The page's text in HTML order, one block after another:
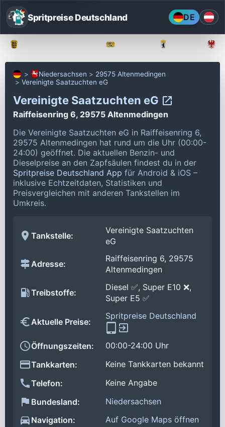
Spritpreise Deutschland DE
Niedersachsen
29575 Altenmedingen
Vereinigte Saatzuchten eG
Vereinigte Saatzuchten eG
Raiffeisenring 6, 29575 Altenmedingen
Die Vereinigte Saatzuchten eG in Raiffeisenring 6,
29575 Altenmedingen hat rund um die Uhr (00:00-
24:00) geöffnet. Die aktuellen Benzin- und
Dieselpreise an den Zapfsäulen findest du in der
Spritpreise Deutschland App für Android & iOS –
inklusive Echtzeitdaten, Statistiken und
Preisvergleichen mit anderen Tankstellen im
Umkreis.
Tankstelle:
Vereinigte Saatzuchten
eG
Adresse:
Raiffeisenring 6, 29575
Altenmedingen
Treibstoffe:
Diesel ✅, Super E10 ❌,
Super E5 ✅
Aktuelle Preise:
Spritpreise Deutschland
Öffnungszeiten:
00:00-24:00 Uhr
Tankkarten:
Keine Tankkarten bekannt
Telefon:
Keine Angabe
Bundesland:
Niedersachsen
Navigation:
Auf Google Maps öffnen